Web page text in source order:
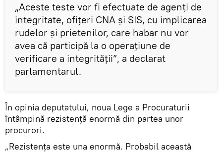
„Aceste teste vor fi efectuate de agenţi de
integritate, ofiţeri CNA și SIS, cu implicarea
rudelor și prietenilor, care habar nu vor
avea că participă la o operațiune de
verificare a integrității”, a declarat
parlamentarul.
În opinia deputatului, noua Lege a Procuraturii
întâmpină rezistenţă enormă din partea unor
procurori.
„Rezistenţa este una enormă. Probabil această